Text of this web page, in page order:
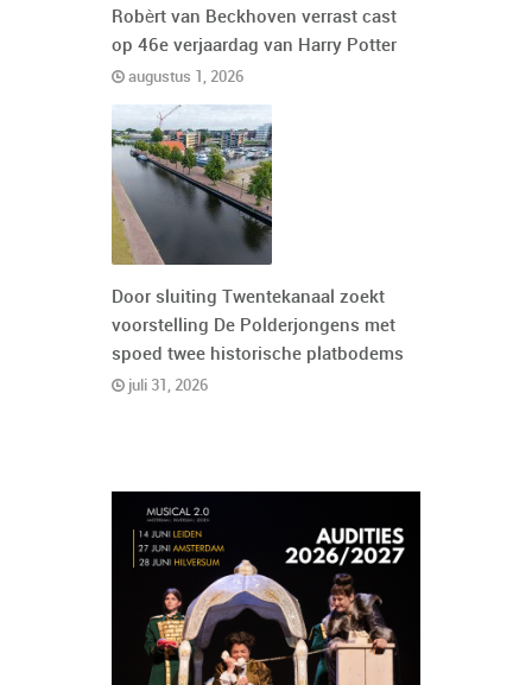
Robèrt van Beckhoven verrast cast
op 46e verjaardag van Harry Potter
augustus 1, 2026
Door sluiting Twentekanaal zoekt
voorstelling De Polderjongens met
spoed twee historische platbodems
juli 31, 2026